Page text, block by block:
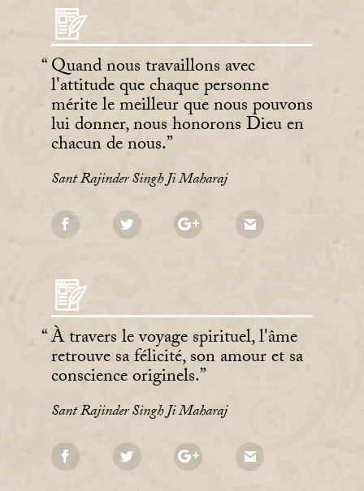
Quand nous travaillons avec
l'attitude que chaque personne
mérite le meilleur que nous pouvons
lui donner, nous honorons Dieu en
chacun de nous.
Sant Rajinder Singh Ji Maharaj
À travers le voyage spirituel, l'âme
retrouve sa félicité, son amour et sa
conscience originels.
Sant Rajinder Singh Ji Maharaj